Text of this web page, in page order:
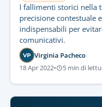
I fallimenti storici nella
precisione contestuale
indispensabili per
comunicativi.
VP Virginia Pacheco
18 Apr 2022• 5 min di